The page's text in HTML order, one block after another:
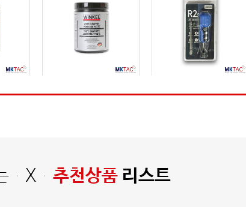
는 X 추천상품리스트